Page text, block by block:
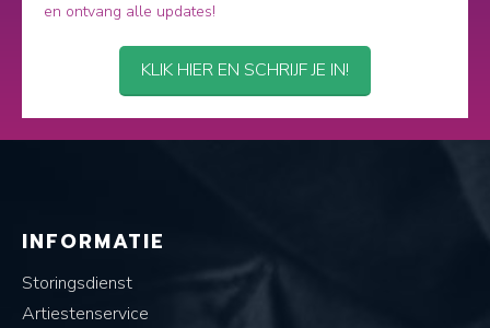
en ontvang alle updates!
KLIK HIER EN SCHRIJF JE IN!
INFORMATIE
Storingsdienst
Artiestenservice